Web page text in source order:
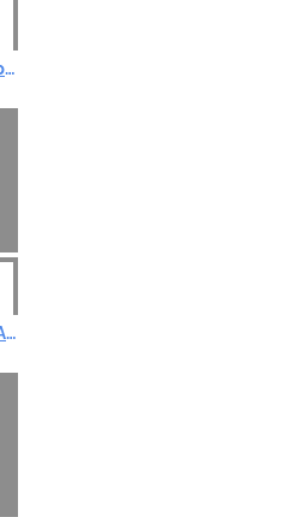
Boony Hond Droogshampoo Universeel - 250ml
Boony Hond Lotion Cool Aqua - 100ml